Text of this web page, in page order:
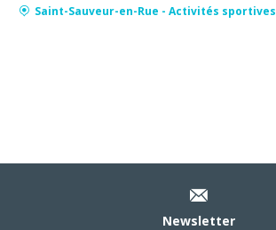
Saint-Sauveur-en-Rue - Activités sportives
Newsletter